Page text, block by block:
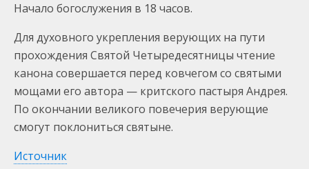
Начало богослужения в 18 часов.
Для духовного укрепления верующих на пути
прохождения Святой Четыредесятницы чтение
канона совершается перед ковчегом со святыми
мощами его автора — критского пастыря Андрея.
По окончании великого повечерия верующие
смогут поклониться святыне.
Источник